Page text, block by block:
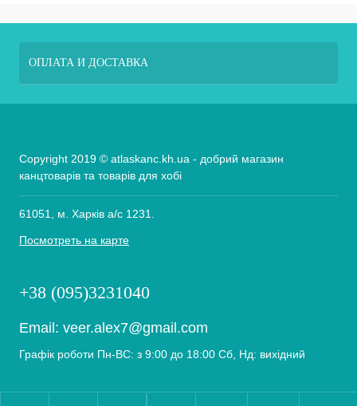
ОПЛАТА И ДОСТАВКА
Copyright 2019 © atlaskanc.kh.ua - добрий магазин
канцтоварів та товарів для хобі
61051, м. Харків а/с 1231.
Посмотреть на карте
+38 (095)3231040
Email: veer.alex7@gmail.com
Графік роботи Пн-ВС: з 9:00 до 18:00 Сб, Нд: вихідний